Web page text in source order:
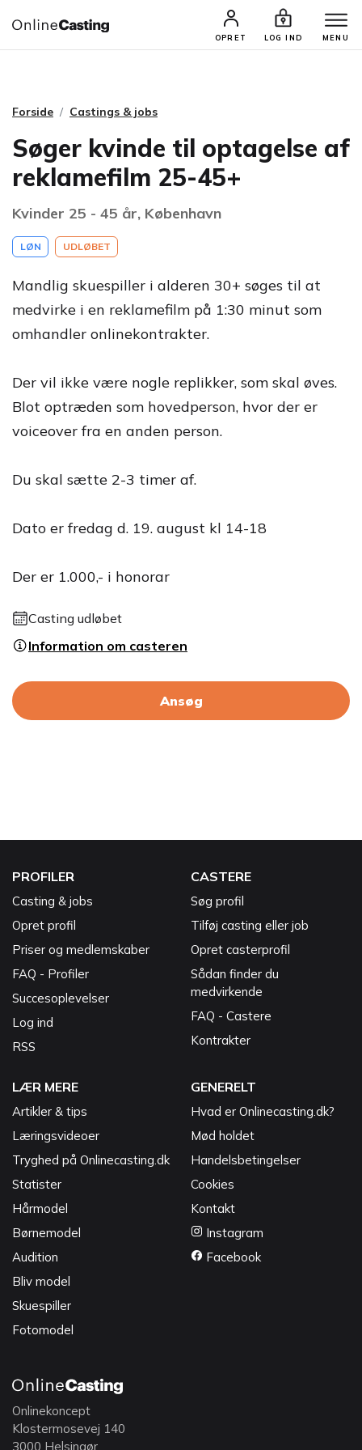
OPRET LOG IND MENU
CASTINGS & JOBS SØG PROFIL
Forside Castings & jobs
Søger kvinde til optagelse af
reklamefilm 25-45+
Kvinder 25 - 45 år, København
LØN UDLØBET
Mandlig skuespiller i alderen 30+ søges til at
medvirke i en reklamefilm på 1:30 minut som
omhandler onlinekontrakter.
Der vil ikke være nogle replikker, som skal øves.
Blot optræden som hovedperson, hvor der er
voiceover fra en anden person.
Du skal sætte 2-3 timer af.
Dato er fredag d. 19. august kl 14-18
Der er 1.000,- i honorar
Casting udløbet
Information om casteren
Ansøg
PROFILER
Casting & jobs
Opret profil
Priser og medlemskaber
FAQ - Profiler
Succesoplevelser
Log ind
RSS
CASTERE
Søg profil
Tilføj casting eller job
Opret casterprofil
Sådan finder du
medvirkende
FAQ - Castere
Kontrakter
LÆR MERE
Artikler & tips
Læringsvideoer
Tryghed på Onlinecasting.dk
Statister
Hårmodel
Børnemodel
Audition
Bliv model
Skuespiller
Fotomodel
GENERELT
Hvad er Onlinecasting.dk?
Mød holdet
Handelsbetingelser
Cookies
Kontakt
Instagram
Facebook
Onlinekoncept
Klostermosevej 140
3000 Helsingør